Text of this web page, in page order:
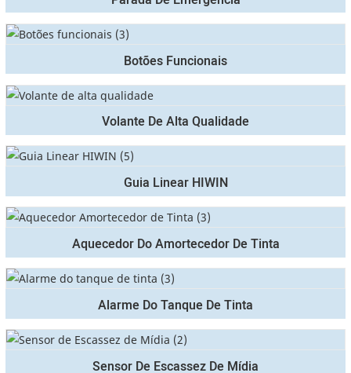
Botões Funcionais
Volante De Alta Qualidade
Guia Linear HIWIN
Aquecedor Do Amortecedor De Tinta
Alarme Do Tanque De Tinta
Sensor De Escassez De Mídia